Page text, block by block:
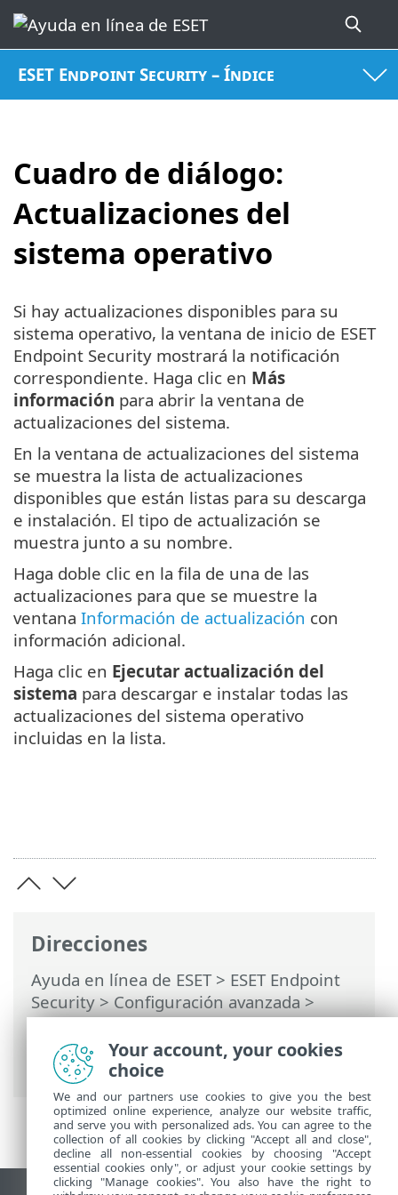
ESET Endpoint Security – Índice
Cuadro de diálogo:
Actualizaciones del
sistema operativo
Direcciones
Ayuda en línea de ESET> ESET Endpoint
Security>Configuración avanzada>
Herramientas>Microsoft Windows
Update> Cuadro de diálogo:
Actualizaciones del sistema operativo
Si hay actualizaciones disponibles para su
sistema operativo, la ventana de inicio de ESET
Endpoint Security mostrará la notificación
correspondiente. Haga clic en Más
información para abrir la ventana de
actualizaciones del sistema.
En la ventana de actualizaciones del sistema
se muestra la lista de actualizaciones
disponibles que están listas para su descarga
e instalación. El tipo de actualización se
muestra junto a su nombre.
Haga doble clic en la fila de una de las
actualizaciones para que se muestre la
ventana Información de actualización con
información adicional.
Haga clic en Ejecutar actualización del
sistema para descargar e instalar todas las
actualizaciones del sistema operativo
incluidas en la lista.
Your account, your cookies
choice
We and our partners use cookies to give you the best
optimized online experience, analyze our website traffic,
and serve you with personalized ads. You can agree to the
collection of all cookies by clicking "Accept all and close",
decline all non-essential cookies by choosing "Accept
essential cookies only", or adjust your cookie settings by
clicking "Manage cookies". You also have the right to